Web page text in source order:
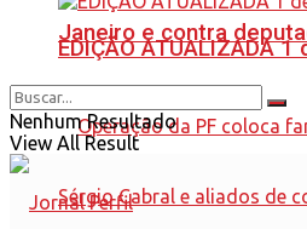
Janeiro e contra
EDIÇÃO ATUALIZADA
Nenhum Resultado
View All Result